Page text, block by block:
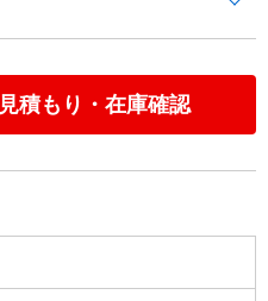
見積もり・在庫確認